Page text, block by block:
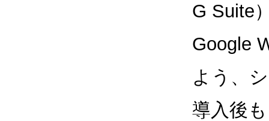
G Suite
Google
よう、
導入後